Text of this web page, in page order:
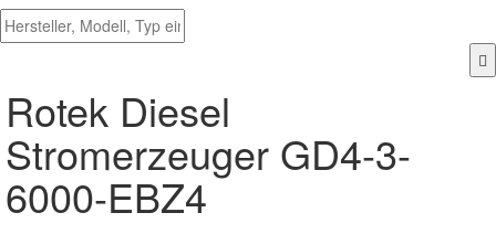
Rotek Diesel
Stromerzeuger GD4-3-
6000-EBZ4